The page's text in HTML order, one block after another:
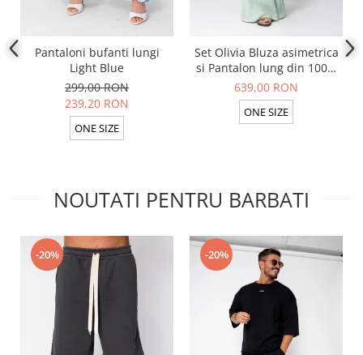
Pantaloni bufanti lungi
Light Blue
299,00 RON
239,20 RON
ONE SIZE
Set Olivia Bluza asimetrica
si Pantalon lung din 100%
in Light Olive
639,00 RON
ONE SIZE
NOUTATI PENTRU BARBATI
-20% -20%